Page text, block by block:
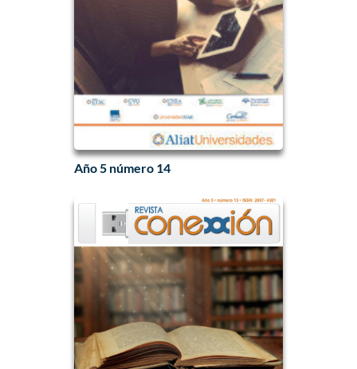
Año 5 número 14